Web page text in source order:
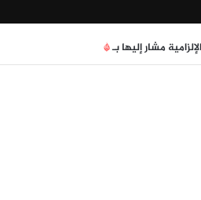
مشار إليها بـ*